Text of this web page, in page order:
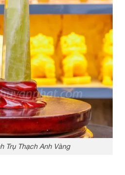
Trụ Thạch Anh Vàng